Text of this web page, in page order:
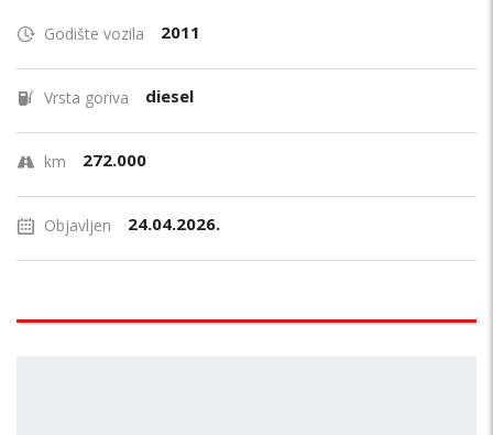
Godište vozila 2011
Vrsta goriva diesel
km 272.000
Objavljen 24.04.2026.